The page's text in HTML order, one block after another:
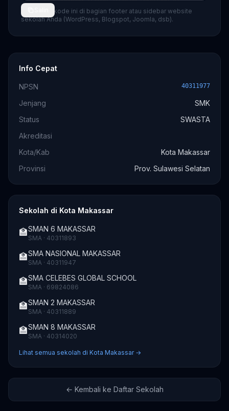
💡 Tempel kode ini di bagian footer atau sidebar website
sekolah Anda (WordPress, Blogspot, Joomla, dsb).
Info Cepat
NPSN 40311977
Jenjang
SMK
Status
SWASTA
Akreditasi
Kota/Kab
Kota Makassar
Provinsi
Prov. Sulawesi Selatan
Sekolah di Kota Makassar
🏫SMAN 6 MAKASSAR
SMA · 40311893
🏫SMA NASIONAL MAKASSAR
SMA · 40311947
🏫SMA CELEBES GLOBAL SCHOOL
SMA · 69824086
🏫SMAN 2 MAKASSAR
SMA · 40311889
🏫SMAN 8 MAKASSAR
SMA · 40314020
Lihat semua sekolah di Kota Makassar →
← Kembali ke Daftar Sekolah